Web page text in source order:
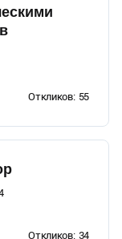
Откликов: 55
Откликов: 34